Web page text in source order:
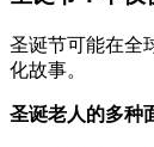
圣诞节可能在全
化故事。
圣诞老人的多种